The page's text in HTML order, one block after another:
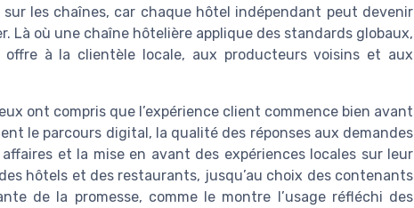
les chaînes, car chaque hôtel indépendant peut devenir
Là où une chaîne hôtelière applique des standards globaux,
à la clientèle locale, aux producteurs voisins et aux
ont compris que l’expérience client commence bien avant
le parcours digital, la qualité des réponses aux demandes
et la mise en avant des expériences locales sur leur
hôtels et des restaurants, jusqu’au choix des contenants
de la promesse, comme le montre l’usage réfléchi des